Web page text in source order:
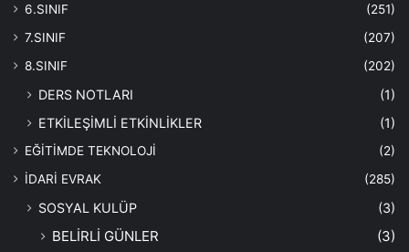
6.SINIF
(251)
7.SINIF
(207)
8.SINIF
(202)
DERS NOTLARI
(1)
ETKİLEŞİMLİ ETKİNLİKLER
(1)
EĞİTİMDE TEKNOLOJİ
(2)
İDARİ EVRAK
(285)
SOSYAL KULÜP (3)
BELİRLİ GÜNLER (3)